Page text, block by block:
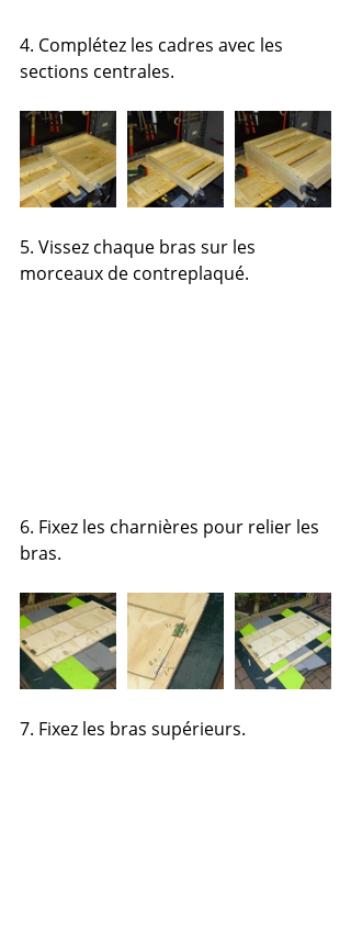
4. Complétez les cadres avec les
sections centrales.
5. Vissez chaque bras sur les
morceaux de contreplaqué.
6. Fixez les charnières pour relier les
bras.
7. Fixez les bras supérieurs.